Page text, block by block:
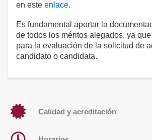
en este enlace.
Es fundamental aportar la
de todos los méritos alegados, ya
para la evaluación de la solicitud de
candidato o candidata.
Calidad y acreditación